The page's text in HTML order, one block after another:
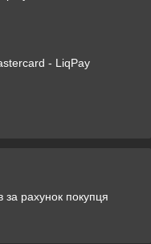
- LiqPay
рахунок покупця